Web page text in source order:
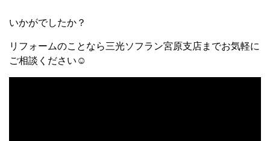
いかがでしたか？
リフォームのことなら三光ソフラン宮原支店までお気軽に
ご相談ください☺